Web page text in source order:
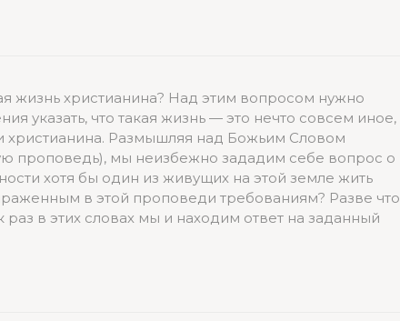
жизнь христианина? Над этим вопросом нужно
указать, что такая жизнь — это нечто совсем иное,
христианина. Размышляя над Божьим Словом
проповедь), мы неизбежно зададим себе вопрос о
хотя бы один из живущих на этой земле жить
в этой проповеди требованиям? Разве что
в этих словах мы и находим ответ на заданный